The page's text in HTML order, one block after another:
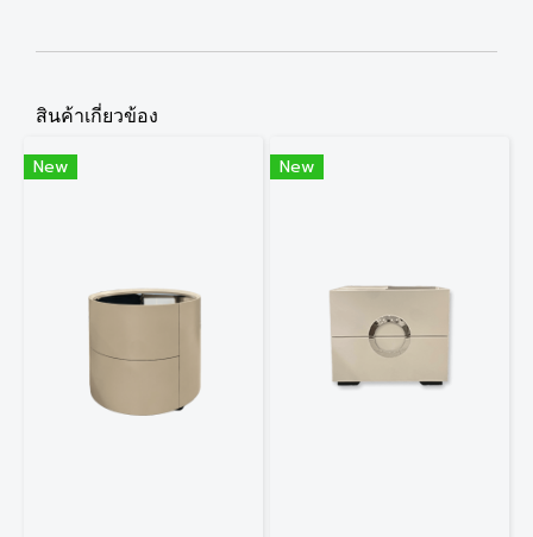
สินค้าเกี่ยวข้อง
New New